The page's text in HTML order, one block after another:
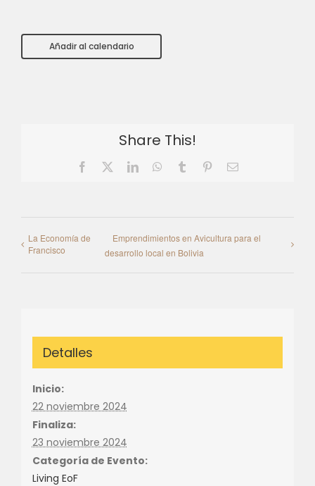
Añadir al calendario
Share This!
Facebook LinkedInWhatsApp
Tumblr PinterestEmail
La Economía de
Francisco
Emprendimientos en Avicultura para el
desarrollo local en Bolivia
Detalles
Inicio:
22 noviembre 2024
Finaliza:
23 noviembre 2024
Categoría de Evento:
Living EoF